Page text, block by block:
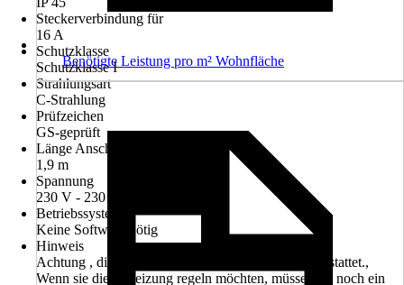
Steckerverbindung für
16 A
Schutzklasse
Schutzklasse I
Strahlungsart
C-Strahlung
Prüfzeichen
GS-geprüft
Länge Anschlusskabel
1,9 m
Spannung
230 V - 230 V
Betriebssystem
Keine Software nötig
Hinweis
Achtung , diese Heizung ist ohne Thermostat ausgestattet.,
Wenn sie diese Heizung regeln möchten, müssen sie noch ein
Benötigte Leistung pro m² Wohnfläche